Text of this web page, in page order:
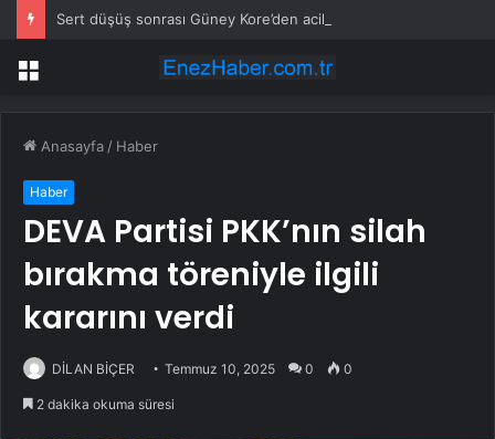
Sert düşüş sonrası Güney Kore’den acil piyasa toplantısı
Menü
Anasayfa / Haber
Haber
DEVA Partisi PKK’nın silah
bırakma töreniyle ilgili
kararını verdi
DİLAN BİÇER Temmuz 10, 2025 0 0
2 dakika okuma süresi